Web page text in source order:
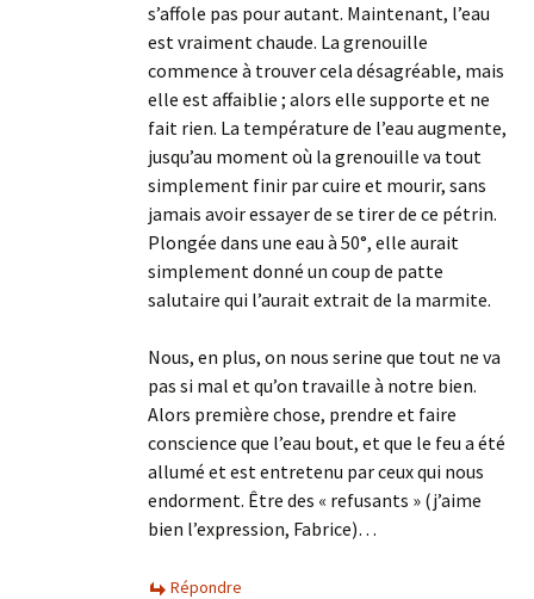
s’affole pas pour autant. Maintenant, l’eau
est vraiment chaude. La grenouille
commence à trouver cela désagréable, mais
elle est affaiblie ; alors elle supporte et ne
fait rien. La température de l’eau augmente,
jusqu’au moment où la grenouille va tout
simplement finir par cuire et mourir, sans
jamais avoir essayer de se tirer de ce pétrin.
Plongée dans une eau à 50°, elle aurait
simplement donné un coup de patte
salutaire qui l’aurait extrait de la marmite.
Nous, en plus, on nous serine que tout ne va
pas si mal et qu’on travaille à notre bien.
Alors première chose, prendre et faire
conscience que l’eau bout, et que le feu a été
allumé et est entretenu par ceux qui nous
endorment. Être des « refusants » (j’aime
bien l’expression, Fabrice)…
Répondre